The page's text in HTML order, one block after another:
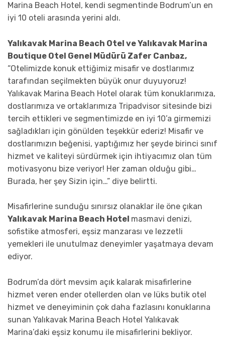
Marina Beach Hotel, kendi segmentinde Bodrum’un en
iyi 10 oteli arasında yerini aldı.
Yalıkavak Marina Beach Otel ve Yalıkavak Marina
Boutique Otel Genel Müdürü Zafer Canbaz,
“Otelimizde konuk ettiğimiz misafir ve dostlarımız
tarafından seçilmekten büyük onur duyuyoruz!
Yalıkavak Marina Beach Hotel olarak tüm konuklarımıza,
dostlarımıza ve ortaklarımıza Tripadvisor sitesinde bizi
tercih ettikleri ve segmentimizde en iyi 10’a girmemizi
sağladıkları için gönülden teşekkür ederiz! Misafir ve
dostlarımızın beğenisi, yaptığımız her şeyde birinci sınıf
hizmet ve kaliteyi sürdürmek için ihtiyacımız olan tüm
motivasyonu bize veriyor! Her zaman olduğu gibi…
Burada, her şey Sizin için…” diye belirtti.
Misafirlerine sunduğu sınırsız olanaklar ile öne çıkan
Yalıkavak Marina Beach Hotel masmavi denizi,
sofistike atmosferi, eşsiz manzarası ve lezzetli
yemekleri ile unutulmaz deneyimler yaşatmaya devam
ediyor.
Bodrum’da dört mevsim açık kalarak misafirlerine
hizmet veren ender otellerden olan ve lüks butik otel
hizmet ve deneyiminin çok daha fazlasını konuklarına
sunan Yalıkavak Marina Beach Hotel Yalıkavak
Marina’daki eşsiz konumu ile misafirlerini bekliyor.